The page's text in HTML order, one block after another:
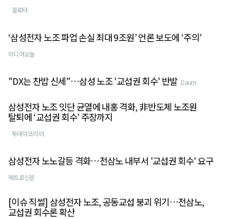
블로터
‘삼성전자 노조 파업 손실 최대 9조원’ 언론 보도에 ‘주의’
미디어오늘
"DX는 찬밥 신세"…삼성 노조 '교섭권 회수' 반발 Daum
삼성전자 노조 잇단 균열에 내홍 격화, 非반도체 노조원
탈퇴에 ‘교섭권 회수’ 주장까지
투데이코리아
삼성전자 노노갈등 격화…전삼노 내부서 '교섭권 회수' 요구
메트로신문
[이슈 직썰] 삼성전자 노조, 공동교섭 붕괴 위기…전삼노,
교섭권 회수론 확산